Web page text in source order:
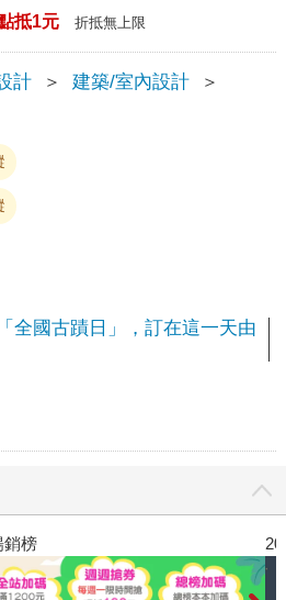
抵1元 折抵無上限
計 ＞ 建築/室內設計
＞
全國古蹟日」，訂在這一天由